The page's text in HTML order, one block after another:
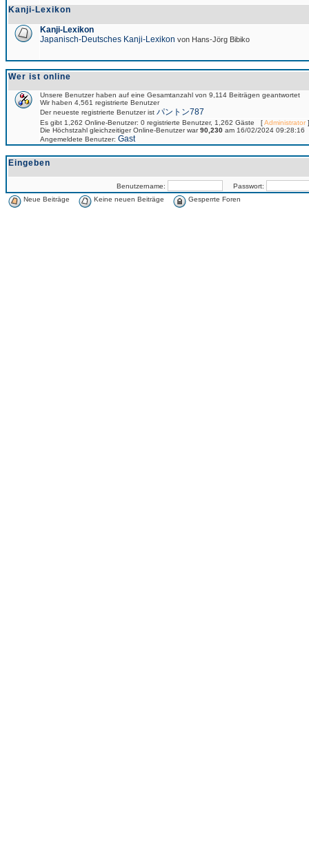
Kanji-Lexikon
Kanji-Lexikon
Japanisch-Deutsches Kanji-Lexikon von Hans-Jörg Bibiko
Wer ist online
Unsere Benutzer haben auf eine Gesamtanzahl von 9,114 Beiträgen geantwortet
Wir haben 4,561 registrierte Benutzer
Der neueste registrierte Benutzer ist パントン787
Es gibt 1,262 Online-Benutzer: 0 registrierte Benutzer, 1,262 Gäste [Administrator
Die Höchstzahl gleichzeitiger Online-Benutzer war90,230 am 16/02/2024 09:28:16
Angemeldete Benutzer: Gast
Eingeben
Benutzername:
Passwort:
Neue Beiträge
Keine neuen Beiträge Gesperrte Foren